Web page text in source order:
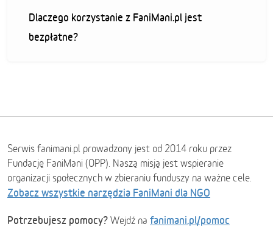
Dlaczego korzystanie z FaniMani.pl jest
bezpłatne?
Serwis fanimani.pl prowadzony jest od 2014 roku przez
Fundację FaniMani (OPP). Naszą misją jest wspieranie
organizacji społecznych w zbieraniu funduszy na ważne cele.
Zobacz wszystkie narzędzia FaniMani dla NGO
Potrzebujesz pomocy? Wejdź na fanimani.pl/pomoc